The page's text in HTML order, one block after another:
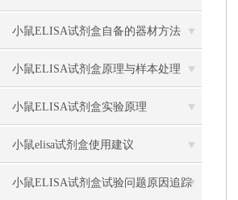
骤，以下有详细说明
小鼠ELISA试剂盒自备的器材方法
小鼠ELISA试剂盒原理与样本处理
小鼠ELISA试剂盒实验原理
小鼠elisa试剂盒使用建议
小鼠ELISA试剂盒试验问题原因追踪